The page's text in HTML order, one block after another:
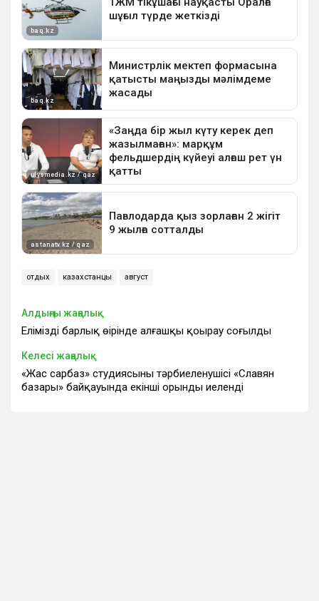
отдых казахстанцы август
Алдыңғы жаңалық
Еліміздің барлық өңірінде алғашқы қоңырау соғылды
Келесі жаңалық
«Жас сарбаз» студиясының тәрбиеленушісі «Славян
базары» байқауында екінші орынды иеленді